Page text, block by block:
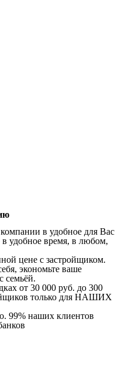
в удобное для Вас
удобное время, в любом,
цене с застройщиком.
экономьте ваше
семьёй.
от 30 000 руб. до 300
только для НАШИХ
99% наших клиентов